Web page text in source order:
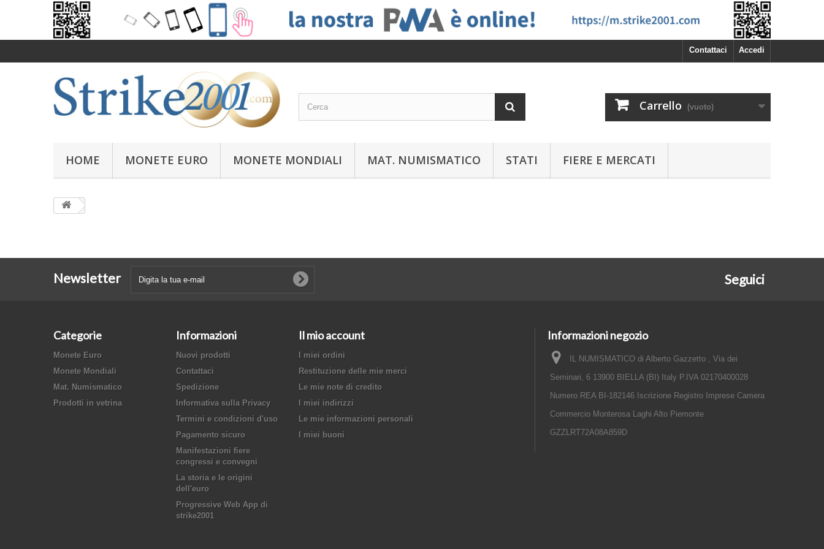
Accedi
Contattaci
Carrello (vuoto)
HOME MONETE EURO MONETE MONDIALI MAT. NUMISMATICO STATI FIERE E MERCATI
Newsletter Seguici
Categorie
Monete Euro
Monete Mondiali
Mat. Numismatico
Prodotti in vetrina
Informazioni
Nuovi prodotti
Contattaci
Spedizione
Informativa sulla Privacy
Termini e condizioni d'uso
Pagamento sicuro
Manifestazioni fiere
congressi e convegni
La storia e le origini
dell'euro
Progressive Web App di
strike2001
Il mio account
I miei ordini
Restituzione delle mie merci
Le mie note di credito
I miei indirizzi
Le mie informazioni personali
I miei buoni
Informazioni negozio
IL NUMISMATICO di Alberto Gazzetto , Via dei
Seminari, 6 13900 BIELLA (BI) Italy P.IVA 02170400028
Numero REA BI-182146 Iscrizione Registro Imprese Camera
Commercio Monterosa Laghi Alto Piemonte
GZZLRT72A08A859D